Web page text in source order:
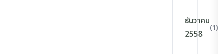
ธันวาคม
2558
(1)